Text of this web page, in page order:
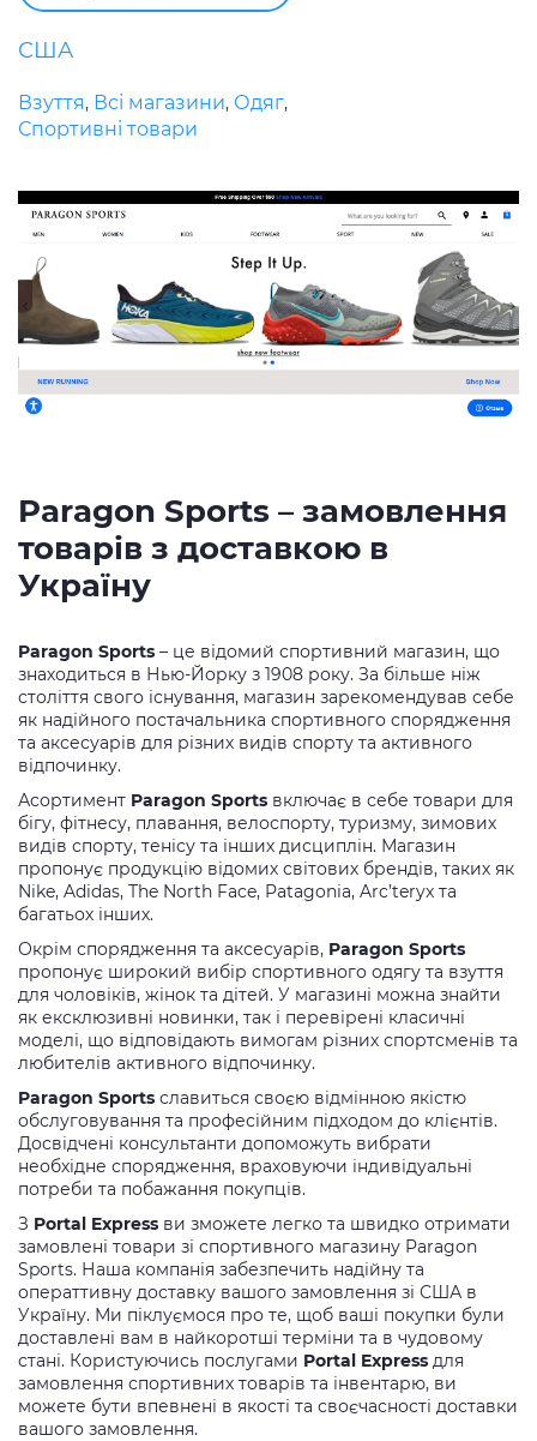
США
Взуття, Всі магазини, Одяг,
Спортивні товари
Paragon Sports – замовлення
товарів з доставкою в
Україну
Paragon Sports – це відомий спортивний магазин, що
знаходиться в Нью-Йорку з 1908 року. За більше ніж
століття свого існування, магазин зарекомендував себе
як надійного постачальника спортивного спорядження
та аксесуарів для різних видів спорту та активного
відпочинку.
Асортимент Paragon Sports включає в себе товари для
бігу, фітнесу, плавання, велоспорту, туризму, зимових
видів спорту, тенісу та інших дисциплін. Магазин
пропонує продукцію відомих світових брендів, таких як
Nike, Adidas, The North Face, Patagonia, Arc’teryx та
багатьох інших.
Окрім спорядження та аксесуарів, Paragon Sports
пропонує широкий вибір спортивного одягу та взуття
для чоловіків, жінок та дітей. У магазині можна знайти
як ексклюзивні новинки, так і перевірені класичні
моделі, що відповідають вимогам різних спортсменів та
любителів активного відпочинку.
Paragon Sports славиться своєю відмінною якістю
обслуговування та професійним підходом до клієнтів.
Досвідчені консультанти допоможуть вибрати
необхідне спорядження, враховуючи індивідуальні
потреби та побажання покупців.
З Portal Express ви зможете легко та швидко отримати
замовлені товари зі спортивного магазину Paragon
Sports. Наша компанія забезпечить надійну та
операттивну доставку вашого замовлення зі США в
Україну. Ми піклуємося про те, щоб ваші покупки були
доставлені вам в найкоротші терміни та в чудовому
стані. Користуючись послугами Portal Express для
замовлення спортивних товарів та інвентарю, ви
можете бути впевнені в якості та своєчасності доставки
вашого замовлення.